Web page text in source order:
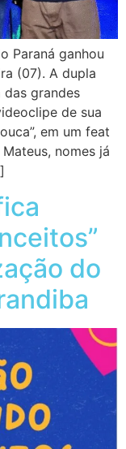
Paraná ganhou
(07). A dupla
das grandes
de sua
em um feat
nomes já
do